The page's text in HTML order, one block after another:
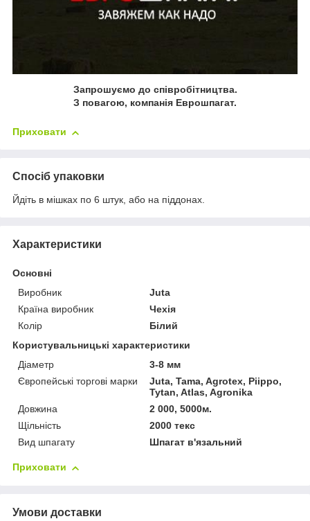
Запрошуємо до співробітництва.
З повагою, компанія Еврошпагат.
Приховати
Спосіб упаковки
Йдіть в мішках по 6 штук, або на піддонах.
Характеристики
Основні
Виробник
Juta
Країна виробник
Чехія
Колір
Білий
Користувальницькі характеристики
Діаметр
3-8 мм
Європейські торгові марки
Juta, Tama, Agrotex, Piippo,
Tytan, Atlas, Agronika
Довжина
2 000, 5000м.
Щільність
2000 текс
Вид шпагату
Шпагат в'язальний
Приховати
Умови доставки